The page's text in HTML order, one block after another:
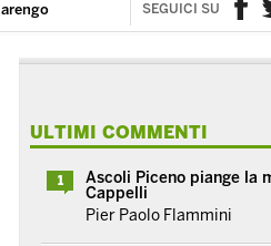
arengo SEGUICI SU
ULTIMI COMMENTI
1
Ascoli Piceno piange la
Cappelli
Pier Paolo Flammini